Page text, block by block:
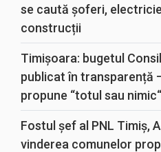
se caută șoferi,
construcții
Timișoara: bugetul
publicat în transparență
propune “totul sau
Fostul șef al PNL Timiș,
vinderea comunelor